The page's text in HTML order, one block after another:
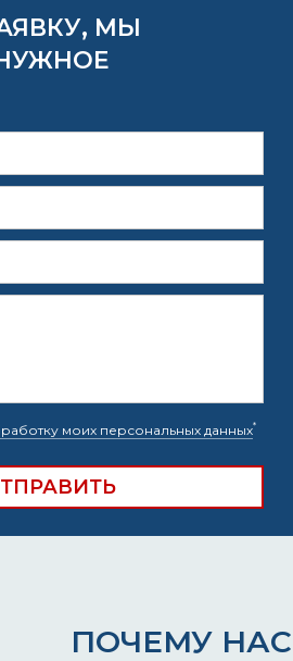
МЫ
моих персональных данных*
ПОЧЕМУ